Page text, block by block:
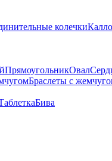
колечки
ПрямоугольникОвал
Браслеты с
Бива